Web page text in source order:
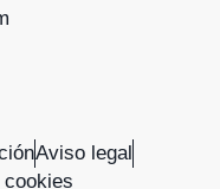
Aviso legal
cookies